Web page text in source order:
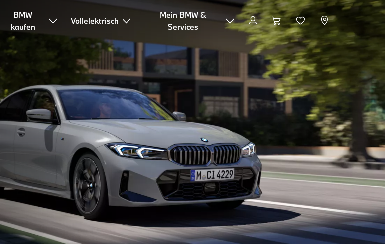
BMW
kaufen
Vollelektrisch
Mein BMW &
Services
Beratung & Services Konfigurieren & Preise